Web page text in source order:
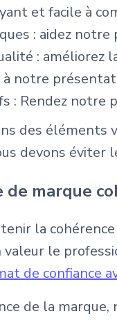
et facile à
: aidez
: améliorez
à notre
: Rendez notre
des
devons
de marque
la
le
de confiance
de la marque,